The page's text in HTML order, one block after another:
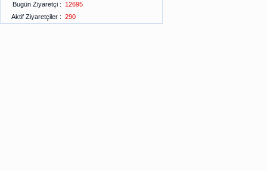
Bugün Ziyaretçi :
12695
Aktif Ziyaretçiler : 290